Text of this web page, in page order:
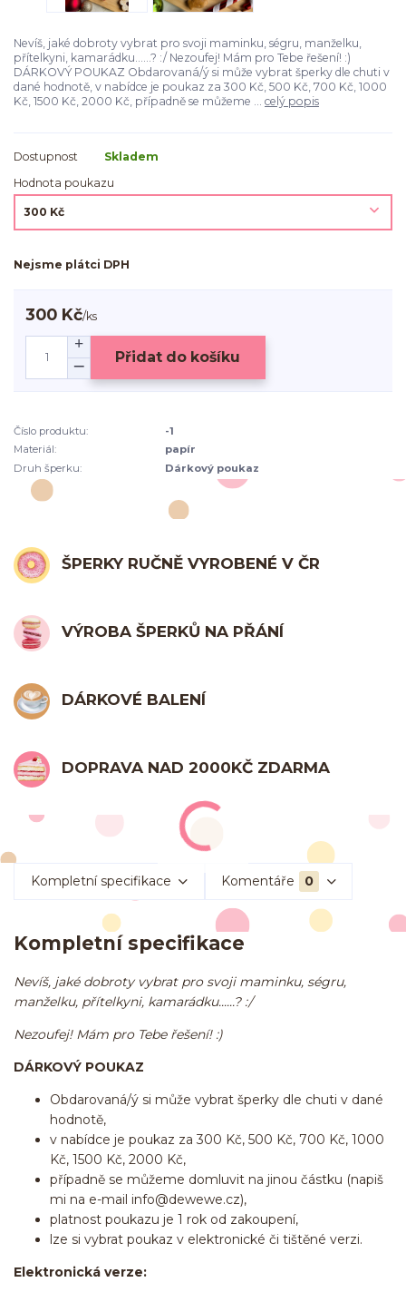
Nevíš, jaké dobroty vybrat pro svoji maminku, ségru, manželku,
přítelkyni, kamarádku......? :/ Nezoufej! Mám pro Tebe řešení! :)
DÁRKOVÝ POUKAZ Obdarovaná/ý si může vybrat šperky dle chuti v
dané hodnotě, v nabídce je poukaz za 300 Kč, 500 Kč, 700 Kč, 1000
Kč, 1500 Kč, 2000 Kč, případně se můžeme ... celý popis
Dostupnost
Skladem
Hodnota poukazu
Nejsme plátci DPH
300 Kč/ks
Přidat do košíku
Číslo produktu:
-1
Materiál:
papír
Druh šperku:
Dárkový poukaz
ŠPERKY RUČNĚ VYROBENÉ V ČR
VÝROBA ŠPERKŮ NA PŘÁNÍ
DÁRKOVÉ BALENÍ
DOPRAVA NAD 2000KČ ZDARMA
Kompletní specifikace Komentáře 0
Kompletní specifikace
Nevíš, jaké dobroty vybrat pro svoji maminku, ségru,
manželku, přítelkyni, kamarádku......? :/
Nezoufej! Mám pro Tebe řešení! :)
DÁRKOVÝ POUKAZ
Obdarovaná/ý si může vybrat šperky dle chuti v dané
hodnotě,
v nabídce je poukaz za 300 Kč, 500 Kč, 700 Kč, 1000
Kč, 1500 Kč, 2000 Kč,
případně se můžeme domluvit na jinou částku (napiš
mi na e-mail info@dewewe.cz),
platnost poukazu je 1 rok od zakoupení,
lze si vybrat poukaz v elektronické či tištěné verzi.
Elektronická verze: